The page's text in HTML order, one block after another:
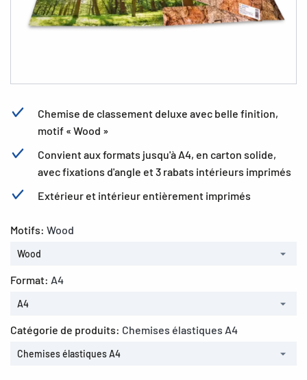
Chemise de classement deluxe avec belle finition,
motif « Wood »
Convient aux formats jusqu'à A4, en carton solide,
avec fixations d'angle et 3 rabats intérieurs imprimés
Extérieur et intérieur entièrement imprimés
Motifs: Wood
Wood
Format: A4
A4
Catégorie de produits: Chemises élastiques A4
Chemises élastiques A4